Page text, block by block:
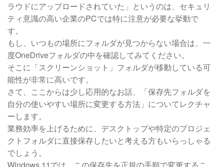
ラウドにアップロードされていた」というのは、セキュリ
ティ意識の高い企業のPCでは特に注意が必要な挙動で
す。
もし、いつもの場所にフォルダが見つからない場合は、一
度OneDriveフォルダの中を確認してみてください。
そこに「スクリーンショット」フォルダが移動している可
能性が非常に高いです。
さて、ここからは少し応用的なお話、「保存先フォルダを
自分の使いやすい場所に変更する方法」についてレクチャ
ーします。
業務効率を上げるために、デスクトップや特定のプロジェ
クトフォルダに直接保存したいと考える方もいらっしゃる
でしょう。